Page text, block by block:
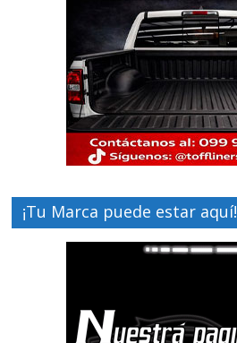
¡Tu Marca puede estar aquí!